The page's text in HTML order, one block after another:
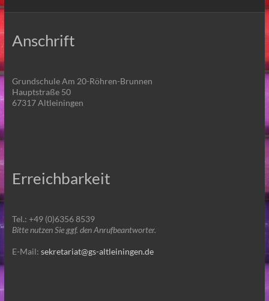
Anschrift
Grundschule Am 20-Röhren-Brunnen
Hauptstraße 50
67317 Altleiningen
Erreichbarkeit
Tel.: +49 (0)6356 8539
Bitte nutzen Sie ggf. den Anrufbeantworter.
E-Mail: sekretariat@gs-altleiningen.de